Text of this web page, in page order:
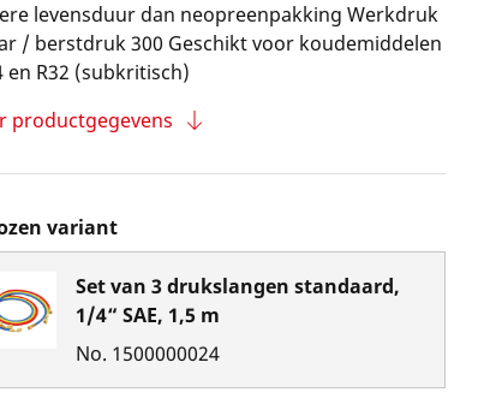
levensduur dan neopreenpakking Werkdruk
/ berstdruk 300 Geschikt voor koudemiddelen
en R32 (subkritisch)
productgegevens
variant
Set van 3 drukslangen standaard,
1/4“ SAE, 1,5 m
No. 1500000024